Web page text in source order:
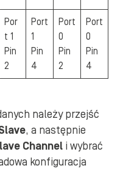
Por
t 1
Pin
2
Port
1
Pin
4
Port
0
Pin
2
Port
0
Pin
4
należy przejść
, a następnie
Channel i wybrać
konfiguracja